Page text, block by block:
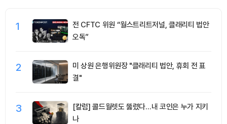
1
전 CFTC 위원 “월스트리트저널, 클래리티 법안
오독”
2
미 상원 은행위원장 "클래리티 법안, 휴회 전 표
결"
3
[칼럼] 콜드월렛도 뚫렸다…내 코인은 누가 지키
나